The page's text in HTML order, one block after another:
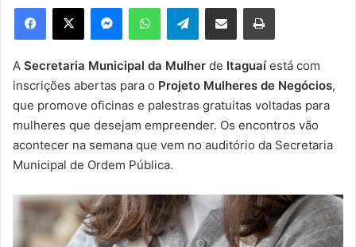
e
m
e
-
m
l
Telegram
A Secretaria Municipal da Mulher de Itaguaí está com
inscrições abertas para o Projeto Mulheres de Negócios,
que promove oficinas e palestras gratuitas voltadas para
mulheres que desejam empreender. Os encontros vão
acontecer na semana que vem no auditório da Secretaria
Municipal de Ordem Pública.